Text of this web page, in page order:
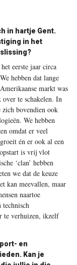
in hartje Gent.
in het
eerste jaar circa
hebben dat lange
markt was
over te schakelen. In
bovendien ook
We hebben
omdat er veel
én er ook al een
is vrij vlot
‘clan’ hebben
we dat de keuze
kan meevallen, maar
naartoe
technisch
te verhuizen, ikzelf
en
Kan je